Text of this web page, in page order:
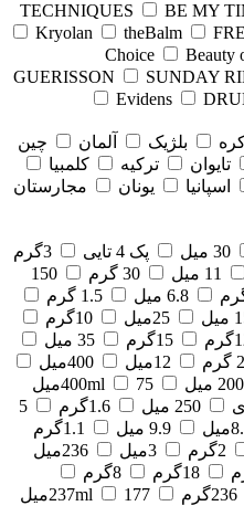
TECHNIQUES
BE MY
Kryolan
theBalm
Choice
Beauty
GUERISSON
SUNDAY
Evidens
بلژیک آلمان
چین
تایوان ترکیه
کلمبیا
اسپانیا یونان
مجارستان
30 میل پک 4 تایی
3گرم
11 میل 30 گرم
150
6.8 میل
1.5 گرم
25میل
10گرم
15گرم
35 میل
12میل
400میل
200 میل 400ml
75میل
250 میل 1.6گرم
5
9.9 میل
1.1گرم
2گرم 3میل
236میل
18گرم
8گرم
236گرم 237ml
177میل